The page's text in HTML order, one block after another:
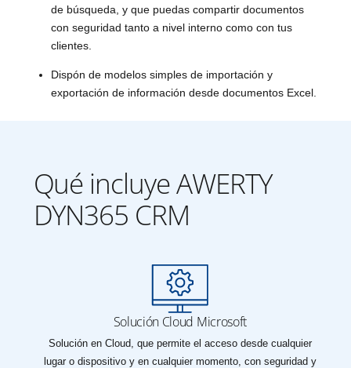
de búsqueda, y que puedas compartir documentos
con seguridad tanto a nivel interno como con tus
clientes.
Dispón de modelos simples de importación y
exportación de información desde documentos Excel.
Qué incluye AWERTY
DYN365 CRM
Solución Cloud Microsoft
Solución en Cloud, que permite el acceso desde cualquier
lugar o dispositivo y en cualquier momento, con seguridad y